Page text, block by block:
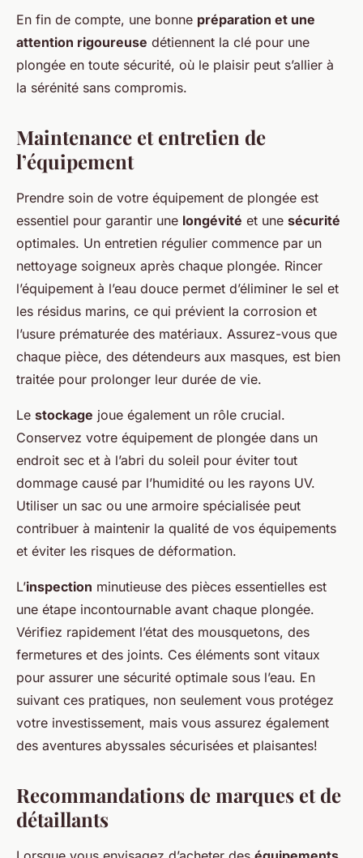
En fin de compte, une bonne préparation et une
attention rigoureuse détiennent la clé pour une
plongée en toute sécurité, où le plaisir peut s’allier à
la sérénité sans compromis.
Maintenance et entretien de
l’équipement
Prendre soin de votre équipement de plongée est
essentiel pour garantir une longévité et une sécurité
optimales. Un entretien régulier commence par un
nettoyage soigneux après chaque plongée. Rincer
l’équipement à l’eau douce permet d’éliminer le sel et
les résidus marins, ce qui prévient la corrosion et
l’usure prématurée des matériaux. Assurez-vous que
chaque pièce, des détendeurs aux masques, est bien
traitée pour prolonger leur durée de vie.
Le stockage joue également un rôle crucial.
Conservez votre équipement de plongée dans un
endroit sec et à l’abri du soleil pour éviter tout
dommage causé par l’humidité ou les rayons UV.
Utiliser un sac ou une armoire spécialisée peut
contribuer à maintenir la qualité de vos équipements
et éviter les risques de déformation.
L’inspection minutieuse des pièces essentielles est
une étape incontournable avant chaque plongée.
Vérifiez rapidement l’état des mousquetons, des
fermetures et des joints. Ces éléments sont vitaux
pour assurer une sécurité optimale sous l’eau. En
suivant ces pratiques, non seulement vous protégez
votre investissement, mais vous assurez également
des aventures abyssales sécurisées et plaisantes!
Recommandations de marques et de
détaillants